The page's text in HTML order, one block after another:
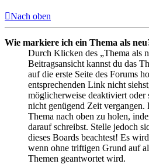
Nach oben
Wie markiere ich ein Thema als
Durch Klicken des „Thema als
Beitragsansicht kannst du das
auf die erste Seite des Forums
entsprechenden Link nicht
möglicherweise deaktiviert
nicht genügend Zeit vergangen.
Thema nach oben zu holen,
darauf schreibst. Stelle jedoch
dieses Boards beachtest! Es
wenn ohne triftigen Grund auf
Themen geantwortet wird.